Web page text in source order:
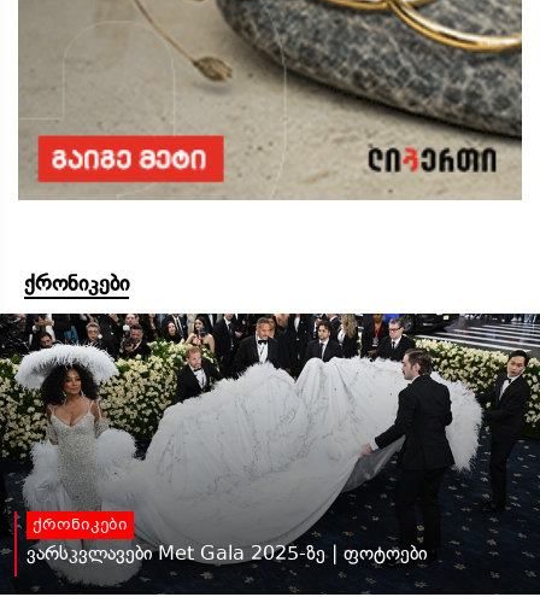
ქრონიკები
ქრონიკები
ვარსკვლავები Met Gala 2025-ზე | ფოტოები